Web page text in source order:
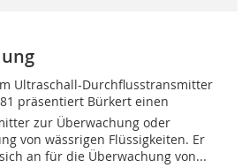
Ultraschall-Durchflusstransmitter
präsentiert Bürkert einen
zur Überwachung oder
von wässrigen Flüssigkeiten. Er
an für die Überwachung von...